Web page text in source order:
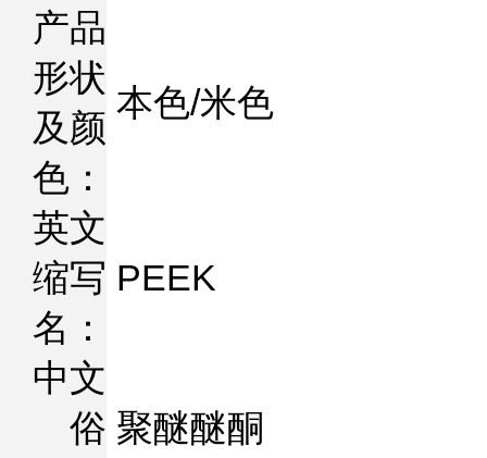
产品
形状
及颜
色：
本色/米色
英文
缩写
名：
PEEK
中文
俗 聚醚醚酮